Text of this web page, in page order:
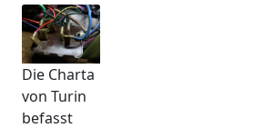
Die Charta
von Turin
befasst